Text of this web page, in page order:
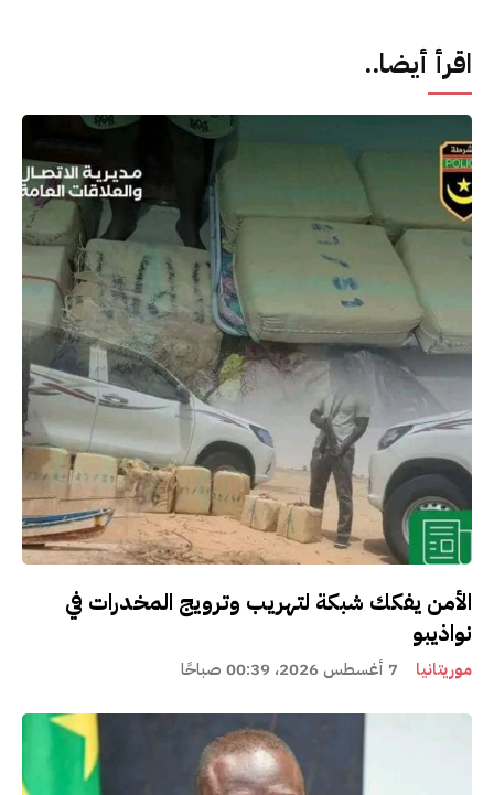
اقرأ أيضا..
الأمن يفكك شبكة لتهريب وترويج المخدرات في
نواذيبو
موريتانيا 7 أغسطس 2026، 00:39 صباحًا